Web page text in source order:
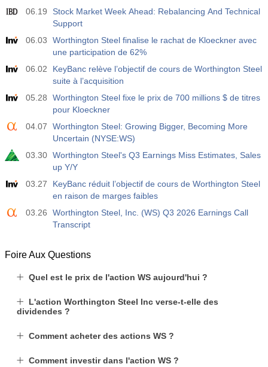
06.19
Stock Market Week Ahead: Rebalancing And Technical
Support
06.03
Worthington Steel finalise le rachat de Kloeckner avec
une participation de 62%
06.02
KeyBanc relève l’objectif de cours de Worthington Steel
suite à l’acquisition
05.28
Worthington Steel fixe le prix de 700 millions $ de titres
pour Kloeckner
04.07
Worthington Steel: Growing Bigger, Becoming More
Uncertain (NYSE:WS)
03.30 Worthington Steel's Q3 Earnings Miss Estimates, Sales
up Y/Y
03.27
KeyBanc réduit l’objectif de cours de Worthington Steel
en raison de marges faibles
03.26
Worthington Steel, Inc. (WS) Q3 2026 Earnings Call
Transcript
Foire Aux Questions
Quel est le prix de l'action WS aujourd'hui ?
L'action Worthington Steel Inc verse-t-elle des
dividendes ?
Comment acheter des actions WS ?
Comment investir dans l'action WS ?